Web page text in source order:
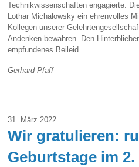
Technikwissenschaften engagierte.
Lothar Michalowsky ein ehrenvolles
Kollegen unserer
Andenken bewahren. Den
empfundenes Beileid.
Gerhard Pfaff
31. März 2022
Wir gratulieren:
Geburtstage im 2.